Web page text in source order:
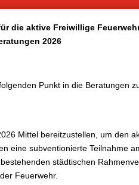
die aktive Freiwillige
2026
Punkt in die Beratungen
Mittel bereitzustellen, um den
eine subventionierte Teilnahme
städtischen
Feuerwehr.